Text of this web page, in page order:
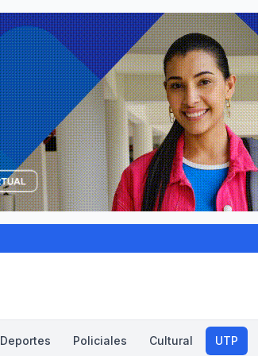
Deportes Policiales Cultural UTP